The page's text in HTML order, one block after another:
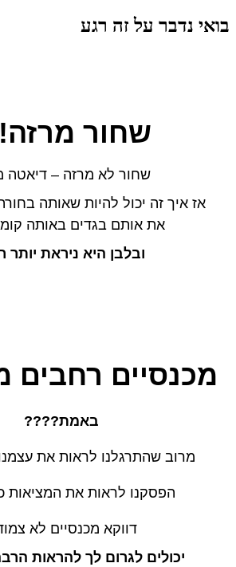
בואי נדבר על זה רגע
שחור
שחור לא מרזה – דיאטה
אז איך זה יכול להיות שאותה
את אותם בגדים באותה
ובלבן היא ניראת יותר
מכנסיים רחבים
באמת????
מרוב שהתרגלנו לראות את עצמנו
הפסקנו לראות את המציאות
דווקא מכנסיים לא
יכולים לגרום לך להראות